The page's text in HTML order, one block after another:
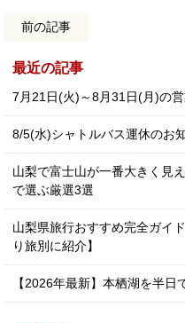
前の記事
最近の記事
7月21日(火)～8月31日(月)の
8/5(水)シャトルバス運休のお
山梨で富士山が一番大きく見
で選ぶ厳選3選
山梨県旅行おすすめ完全ガイ
り旅別に紹介】
【2026年最新】本栖湖を半